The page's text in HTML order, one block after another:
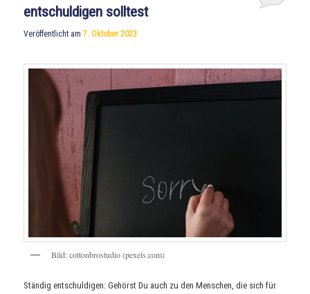
entschuldigen solltest
Veröffentlicht am7. Oktober 2023
Bild: cottonbrostudio (pexels.com)
Ständig entschuldigen: Gehörst Du auch zu den Menschen, die sich für